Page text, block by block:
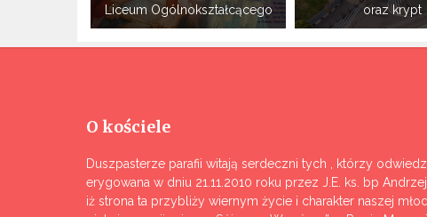
Liceum Ogólnokształcącego
oraz krypt
O kościele
Duszpasterze parafii witają serdeczni tych , którzy
erygowana w dniu 21.11.2010 roku przez J.E. ks. bp
iż strona ta przybliży wiernym życie i charakter naszej